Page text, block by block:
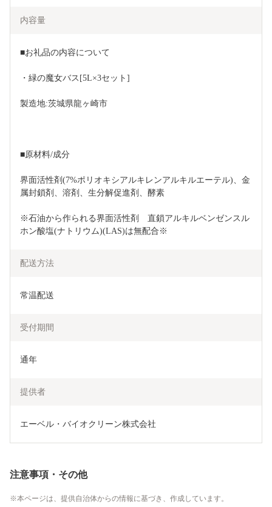
内容量
■お礼品の内容について
・緑の魔女バス[5L×3セット]
製造地:茨城県龍ヶ崎市
■原材料/成分
界面活性剤(7%ポリオキシアルキレンアルキルエーテル)、金
属封鎖剤、溶剤、生分解促進剤、酵素
※石油から作られる界面活性剤　直鎖アルキルベンゼンスル
ホン酸塩(ナトリウム)(LAS)は無配合※
配送方法
常温配送
受付期間
通年
提供者
エーベル・バイオクリーン株式会社
注意事項・その他
本ページは、提供自治体からの情報に基づき、作成しています。